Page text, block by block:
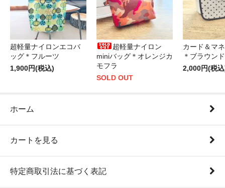
超軽量ナイロンエコバ
ッグ＊フルーツ
1,900円(税込)
超軽量ナイロン
miniバッグ＊オレンジカ
モフラ
SOLD OUT
カード＆マ
＊ブラウン
2,000円(税
ホーム
カートを見る
特定商取引法に基づく表記